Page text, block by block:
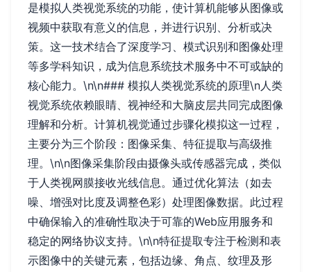
是模拟人类视觉系统的功能，使计算机能够从图像或
视频中获取有意义的信息，并进行识别、分析或决
策。这一技术结合了深度学习、模式识别和图像处理
等多学科知识，成为信息系统技术服务中不可或缺的
核心能力。\n\n### 模拟人类视觉系统的原理\n人类
视觉系统依赖眼睛、视神经和大脑皮层共同完成图像
理解和分析。计算机视觉通过步骤化模拟这一过程，
主要分为三个阶段：图像采集、特征提取与高级推
理。\n\n图像采集阶段由摄像头或传感器完成，类似
于人类视网膜接收光线信息。通过优化算法（如去
噪、增强对比度及调整色彩）处理图像数据。此过程
中确保输入的准确性取决于可靠的Web应用服务和
稳定的网络协议支持。\n\n特征提取专注于检测和表
示图像中的关键元素，包括边缘、角点、纹理及形